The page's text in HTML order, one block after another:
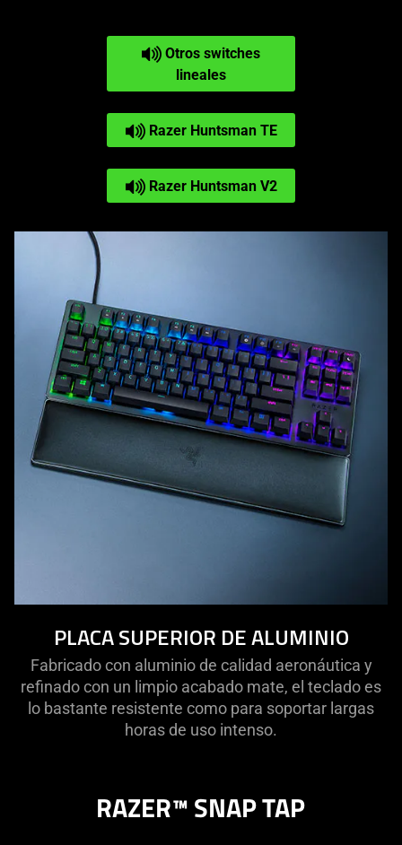
Otros switches
lineales
Razer Huntsman TE
Razer Huntsman V2
PLACA SUPERIOR DE ALUMINIO
Fabricado con aluminio de calidad aeronáutica y
refinado con un limpio acabado mate, el teclado es
lo bastante resistente como para soportar largas
horas de uso intenso.
RAZER™ SNAP TAP